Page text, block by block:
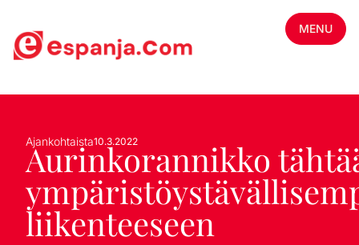
MENU
Ajankohtaista10.3.2022
Aurinkorannikko
liikenteeseen